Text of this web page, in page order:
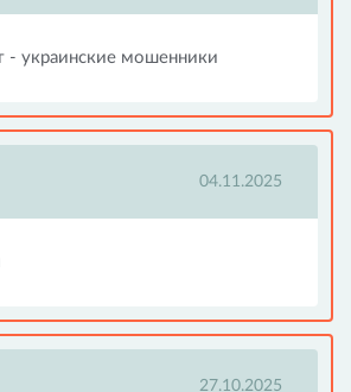
- украинские мошенники
04.11.2025
27.10.2025